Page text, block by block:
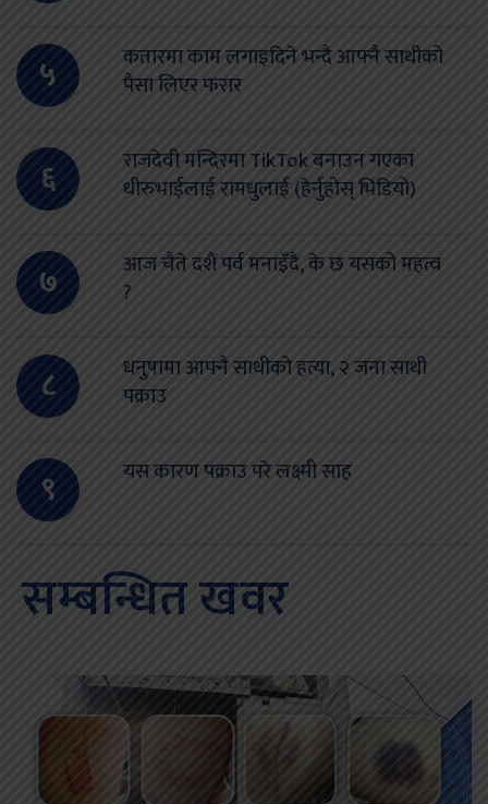
५
कतारमा काम लगाइदिने भन्दै आफ्नै साथीको
पैसा लिएर फरार
६
राजदेवी मन्दिरमा TikTok बनाउन गएका
धीरुभाईलाई रामधुलाई (हेर्नुहोस् भिडियो)
७
आज चैते दशैं पर्व मनाइँदै, के छ यसको महत्व
?
८
धनुषामा आफ्नै साथीको हत्या, २ जना साथी
पक्राउ
९ यस कारण पक्राउ परे लक्ष्मी साह
सम्बन्धित खवर